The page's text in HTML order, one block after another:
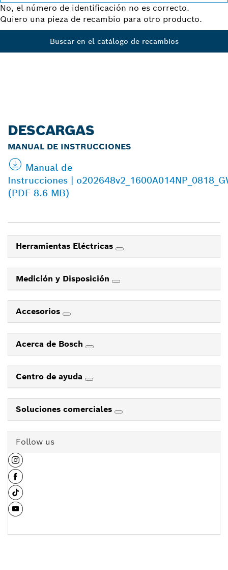
No, el número de identificación no es correcto.
Quiero una pieza de recambio para otro producto.
Buscar en el catálogo de recambios
DESCARGAS
MANUAL DE INSTRUCCIONES
Manual de
Instrucciones |
(PDF 8.6 MB)
Herramientas Eléctricas
Medición y Disposición
Accesorios
Acerca de Bosch
Centro de ayuda
Soluciones comerciales
Follow us